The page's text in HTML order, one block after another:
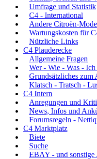
Umfrage und Statistik
C4 - International
Andere Citroën-
Wartungskosten für
Nützliche Links
C4 Plauderecke
Allgemeine Fragen
Wer - Wie - Was -
Grundsätzliches zum
Klatsch - Tratsch -
C4 Intern
Anregungen und
News, Infos und
Forumsregeln -
C4 Marktplatz
Biete
Suche
EBAY - und sonstige